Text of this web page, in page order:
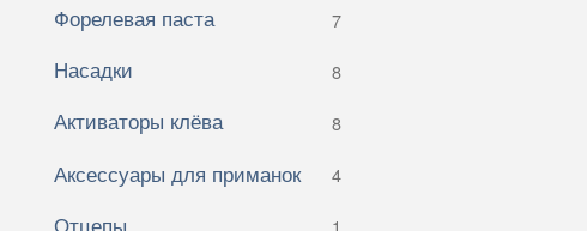
Форелевая паста 7
Насадки 8
Активаторы клёва 8
Аксессуары для приманок 4
Отцепы